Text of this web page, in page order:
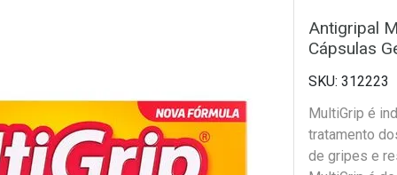
Antigripal
Cápsulas
312223
MultiGrip é
tratamento
de gripes e